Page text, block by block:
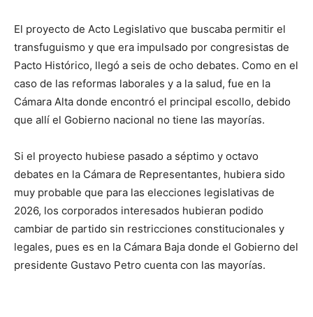
El proyecto de Acto Legislativo que buscaba permitir el
transfuguismo y que era impulsado por congresistas de
Pacto Histórico, llegó a seis de ocho debates. Como en el
caso de las reformas laborales y a la salud, fue en la
Cámara Alta donde encontró el principal escollo, debido
que allí el Gobierno nacional no tiene las mayorías.
Si el proyecto hubiese pasado a séptimo y octavo
debates en la Cámara de Representantes, hubiera sido
muy probable que para las elecciones legislativas de
2026, los corporados interesados hubieran podido
cambiar de partido sin restricciones constitucionales y
legales, pues es en la Cámara Baja donde el Gobierno del
presidente Gustavo Petro cuenta con las mayorías.